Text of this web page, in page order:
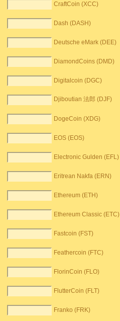
CraftCoin (XCC)
Dash (DASH)
Deutsche eMark (DEE)
DiamondCoins (DMD)
Digitalcoin (DGC)
Djiboutian 法郎 (DJF)
DogeCoin (XDG)
EOS (EOS)
Electronic Gulden (EFL)
Eritrean Nakfa (ERN)
Ethereum (ETH)
Ethereum Classic (ETC)
Fastcoin (FST)
Feathercoin (FTC)
FlorinCoin (FLO)
FlutterCoin (FLT)
Franko (FRK)